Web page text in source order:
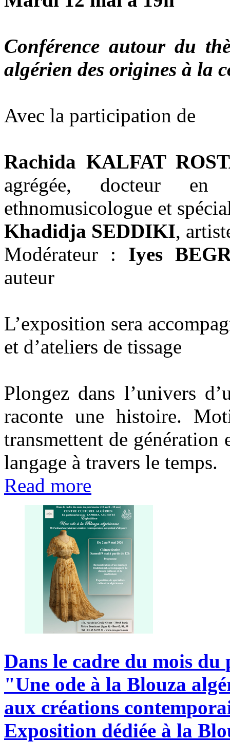
Conférence autour du
algérien des origines à la
Avec la participation de
Rachida KALFAT
agrégée, docteur en
ethnomusicologue et
Khadidja SEDDIKI,
Modérateur : Iyes
auteur
L’exposition sera
et d’ateliers de tissage
Plongez dans l’univers
raconte une histoire.
transmettent de
langage à travers le temps.
Read more
Dans le cadre du mois du
"Une ode à la Blouza
aux créations
Exposition dédiée à la